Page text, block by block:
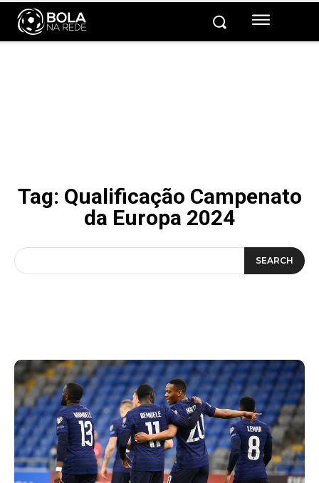
Tag: Qualificação Campenato
da Europa 2024
SEARCH